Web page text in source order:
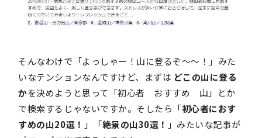
そんなわけで「よっしゃー！山に登るぞ～～！」みた
いなテンションなんですけど、まずは どこの山に登る
かを決めようと思って「初心者 おすすめ 山」とか
で検索するじゃないですか。そしたら「初心者におす
すめの山20選！ 」「絶景の山30選！ 」みたいな記事が